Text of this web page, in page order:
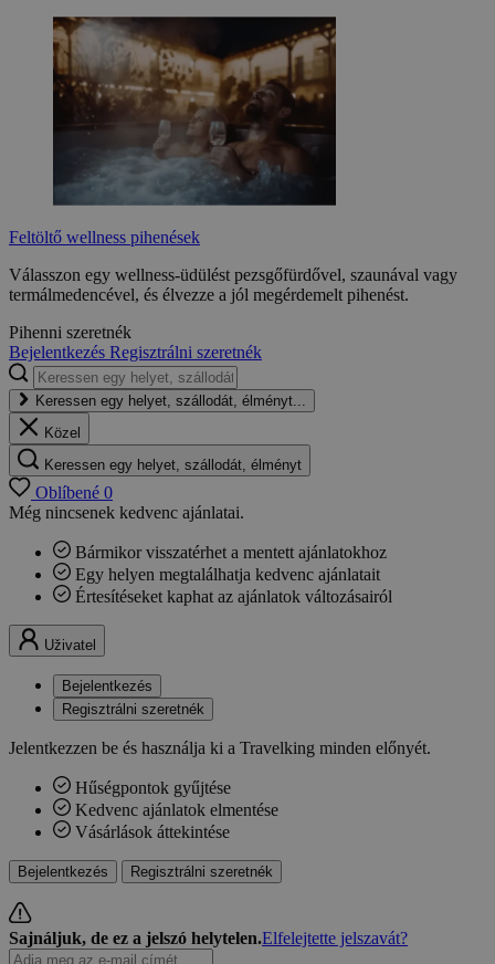
Feltöltő wellness pihenések
Válasszon egy wellness-üdülést pezsgőfürdővel, szaunával vagy
termálmedencével, és élvezze a jól megérdemelt pihenést.
Pihenni szeretnék
Bejelentkezés Regisztrálni szeretnék
Keressen egy helyet, szállodát, élményt...
Közel
Keressen egy helyet, szállodát, élményt
Oblíbené 0
Még nincsenek kedvenc ajánlatai.
Bármikor visszatérhet a mentett ajánlatokhoz
Egy helyen megtalálhatja kedvenc ajánlatait
Értesítéseket kaphat az ajánlatok változásairól
Uživatel
Bejelentkezés
Regisztrálni szeretnék
Jelentkezzen be és használja ki a Travelking minden előnyét.
Hűségpontok gyűjtése
Kedvenc ajánlatok elmentése
Vásárlások áttekintése
Bejelentkezés Regisztrálni szeretnék
Sajnáljuk, de ez a jelszó helytelen.Elfelejtette jelszavát?